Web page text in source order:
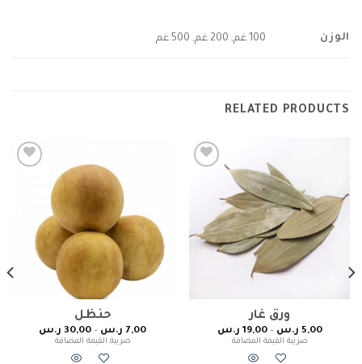
الوزن 100 غم, 200 غم, 500 غم
RELATED PRODUCTS
ورق غار
5,00 ر.س –
19,00 ر.س
ضريبة القيمة المضافة
حنظل
7,00 ر.س –
30,00 ر.س
ضريبة القيمة المضافة